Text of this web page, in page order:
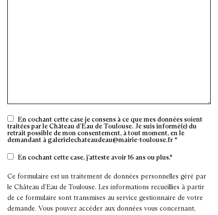
En cochant cette case je consens à ce que mes données soient
traitées par le Château d’Eau de Toulouse. Je suis informé(e) du
retrait possible de mon consentement, à tout moment, en le
demandant à galerielechateaudeau@mairie-toulouse.fr *
En cochant cette case, j’atteste avoir 16 ans ou plus.*
Ce formulaire est un traitement de données personnelles géré par
le Château d’Eau de Toulouse. Les informations recueillies à partir
de ce formulaire sont transmises au service gestionnaire de votre
demande. Vous pouvez accéder aux données vous concernant,